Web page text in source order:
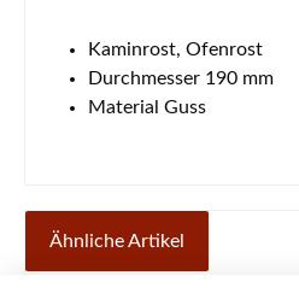
Kaminrost, Ofenrost
Durchmesser 190 mm
Material Guss
Ähnliche Artikel